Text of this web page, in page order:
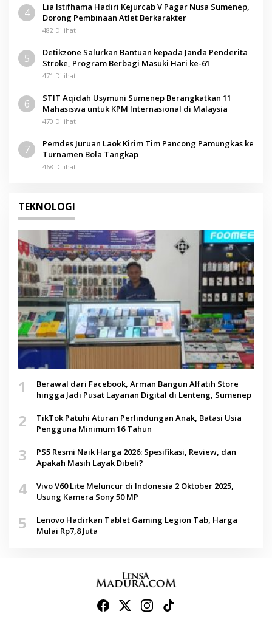
4
Lia Istifhama Hadiri Kejurcab V Pagar Nusa Sumenep,
Dorong Pembinaan Atlet Berkarakter
482 Dilihat
5
Detikzone Salurkan Bantuan kepada Janda Penderita
Stroke, Program Berbagi Masuki Hari ke-61
471 Dilihat
6
STIT Aqidah Usymuni Sumenep Berangkatkan 11
Mahasiswa untuk KPM Internasional di Malaysia
470 Dilihat
7
Pemdes Juruan Laok Kirim Tim Pancong Pamungkas ke
Turnamen Bola Tangkap
468 Dilihat
TEKNOLOGI
1
Berawal dari Facebook, Arman Bangun Alfatih Store
hingga Jadi Pusat Layanan Digital di Lenteng, Sumenep
2
TikTok Patuhi Aturan Perlindungan Anak, Batasi Usia
Pengguna Minimum 16 Tahun
3
PS5 Resmi Naik Harga 2026: Spesifikasi, Review, dan
Apakah Masih Layak Dibeli?
4
Vivo V60 Lite Meluncur di Indonesia 2 Oktober 2025,
Usung Kamera Sony 50 MP
5
Lenovo Hadirkan Tablet Gaming Legion Tab, Harga
Mulai Rp7,8 Juta